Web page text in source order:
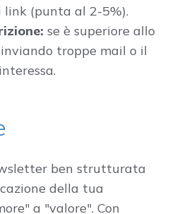
(punta al 2-5%).
se è superiore allo
troppe mail o il
ben strutturata
della tua
a "valore". Con